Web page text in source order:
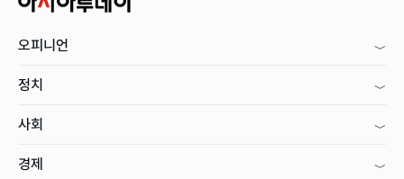
오피니언
정치
사회
경제